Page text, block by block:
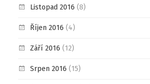
Listopad 2016 (8)
Říjen 2016 (4)
Září 2016 (12)
Srpen 2016 (15)